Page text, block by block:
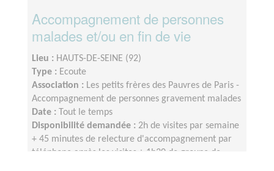
Accompagnement de personnes
malades et/ou en fin de vie
Lieu : HAUTS-DE-SEINE (92)
Type : Ecoute
Association : Les petits frères des Pauvres de Paris -
Accompagnement de personnes gravement malades
Date :
Tout le temps
Disponibilité demandée : 2h de visites par semaine
+ 45 minutes de relecture d'accompagnement par
téléphone après les visites + 1h30 de groupe de